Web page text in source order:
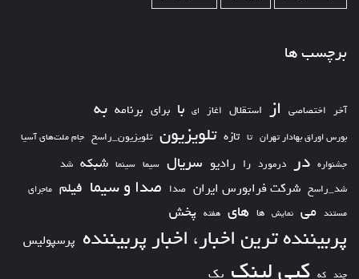
برچسب ها
آخر اختصاصی از استقلال اغاز ای با برای برنامه به
بورس اوراق بهادار تهران تا تازه تلویزیون تلویزیون_راسخ جام ملت‌های آسیا
جشنواره در درمورد را رادیو سریال سیما سینما شبکه شد
شد_راسخ شرکت فرابورس ایران صدا صدا و سیما فیلم ماجرای
مستند می نمایش ها های هفته پخش
پربیننده ترین اخبار، اخبار پربیننده پرسپولیس
چند که کپی لینک یک